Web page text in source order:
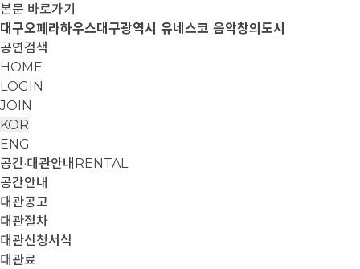
본문 바로가기
대구오페라하우스대구광역시 유네스코 음악창의도시
공연검색
HOME
LOGIN
JOIN
KOR
ENG
공간·대관안내 RENTAL
공간안내
대관공고
대관절차
대관신청서식
대관료